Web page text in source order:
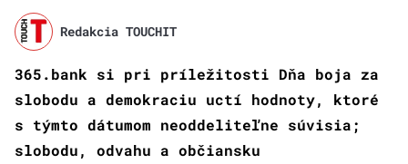
Redakcia TOUCHIT
365.bank si pri príležitosti Dňa boja za
slobodu a demokraciu uctí hodnoty, ktoré
s týmto dátumom neoddeliteľne súvisia;
slobodu, odvahu a občiansku